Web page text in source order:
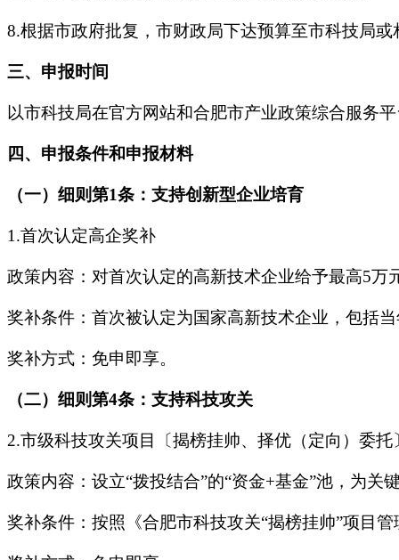
8.根据市政府批复，市财政局下达预算至市科技局
三、申报时间
以市科技局在官方网站和合肥市产业政策综合服务
四、申报条件和申报材料
（一）细则第1条：支持创新型企业培育
1.首次认定高企奖补
政策内容：对首次认定的高新技术企业给予最高5万
奖补条件：首次被认定为国家高新技术企业，包括
奖补方式：免申即享。
（二）细则第4条：支持科技攻关
2.市级科技攻关项目〔揭榜挂帅、择优（定向）委托
政策内容：设立“拨投结合”的“资金+基金”池，为
奖补条件：按照《合肥市科技攻关“揭榜挂帅”项目